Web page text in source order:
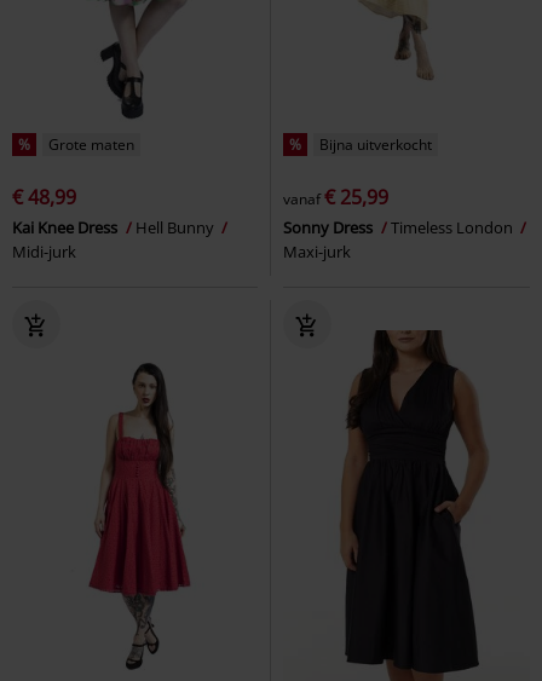
% Grote maten
€ 48,99
Kai Knee Dress
Hell Bunny
Midi-jurk
% Bijna uitverkocht
vanaf€ 25,99
Sonny Dress
Timeless London
Maxi-jurk